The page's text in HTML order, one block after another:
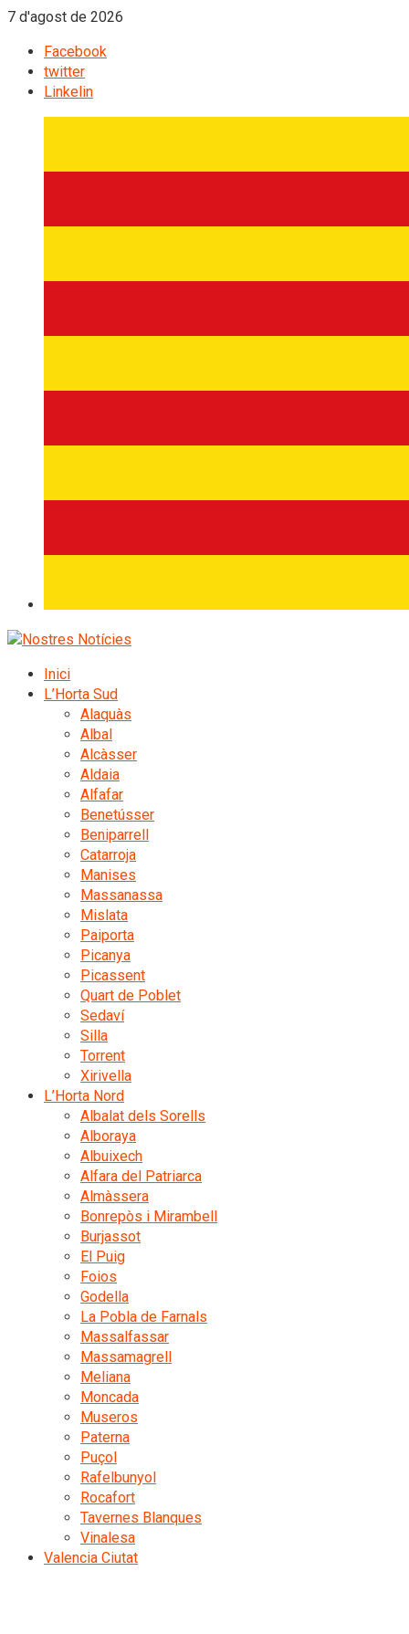
7 d'agost de 2026
Facebook
twitter
Linkelin
Inici
L’Horta Sud
Alaquàs
Albal
Alcàsser
Aldaia
Alfafar
Benetússer
Beniparrell
Catarroja
Manises
Massanassa
Mislata
Paiporta
Picanya
Picassent
Quart de Poblet
Sedaví
Silla
Torrent
Xirivella
L’Horta Nord
Albalat dels Sorells
Alboraya
Albuixech
Alfara del Patriarca
Almàssera
Bonrepòs i Mirambell
Burjassot
El Puig
Foios
Godella
La Pobla de Farnals
Massalfassar
Massamagrell
Meliana
Moncada
Museros
Paterna
Puçol
Rafelbunyol
Rocafort
Tavernes Blanques
Vinalesa
Valencia Ciutat